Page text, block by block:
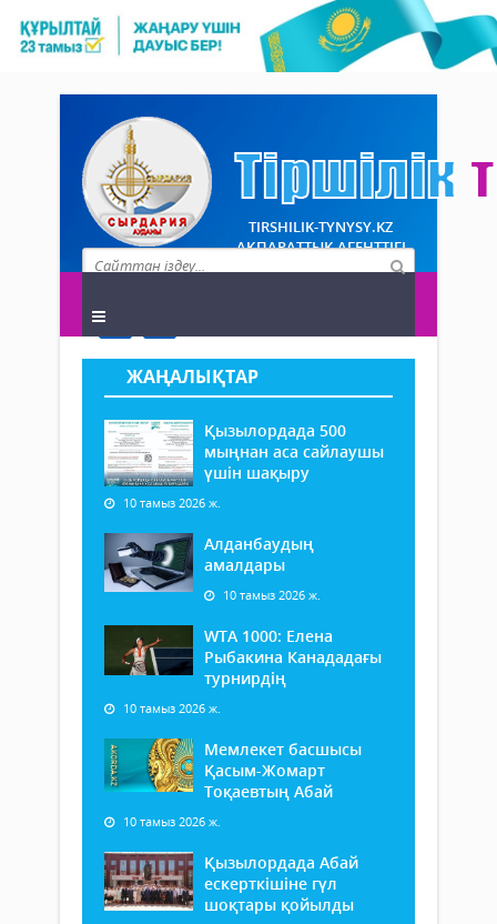
TIRSHILIK-TYNYSY.KZ
АҚПАРАТТЫҚ АГЕНТТІГІ
ЖАҢАЛЫҚТАР
Қызылордада 500
мыңнан аса сайлаушы
үшін шақыру
10 тамыз 2026 ж.
Алданбаудың
амалдары
10 тамыз 2026 ж.
WTA 1000: Елена
Рыбакина Канададағы
турнирдің
10 тамыз 2026 ж.
Мемлекет басшысы
Қасым-Жомарт
Тоқаевтың Абай
10 тамыз 2026 ж.
Қызылордада Абай
ескерткішіне гүл
шоқтары қойылды